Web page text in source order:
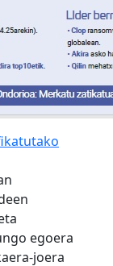
egoera
joera